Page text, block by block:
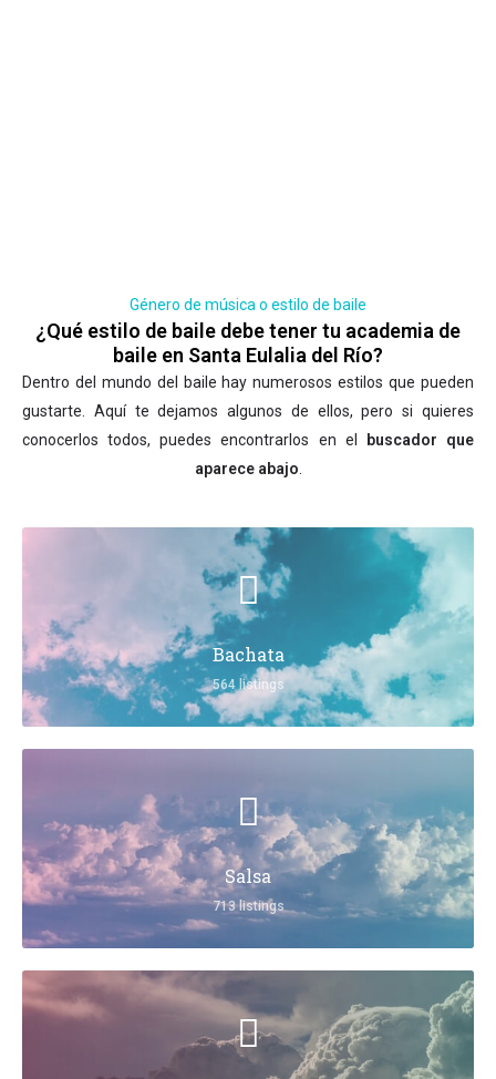
Género de música o estilo de baile
¿Qué estilo de baile debe tener tu academia de
baile en Santa Eulalia del Río?
Dentro del mundo del baile hay numerosos estilos que pueden
gustarte. Aquí te dejamos algunos de ellos, pero si quieres
conocerlos todos, puedes encontrarlos en el
buscador que
aparece abajo
Bachata
564 listings
Salsa
713 listings